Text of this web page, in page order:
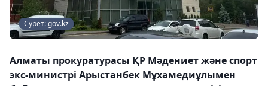
Сурет: gov.kz
Алматы прокуратурасы ҚР Мәдениет және спорт
экс-министрі Арыстанбек Мұхамедиұлымен